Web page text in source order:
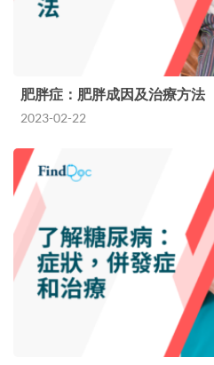
肥胖症：肥胖成因及治療方法
2023-02-22